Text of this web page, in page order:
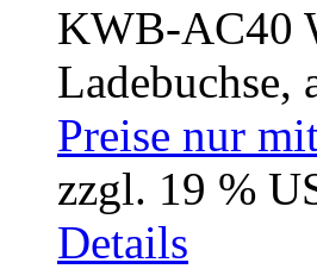
KWB-AC40
Preise nur
zzgl. 19 %
Details